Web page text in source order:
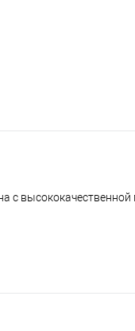
с высококачественной